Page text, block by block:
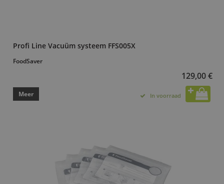
Profi Line Vacuüm systeem FFS005X
FoodSaver
129,00 €
Meer In voorraad